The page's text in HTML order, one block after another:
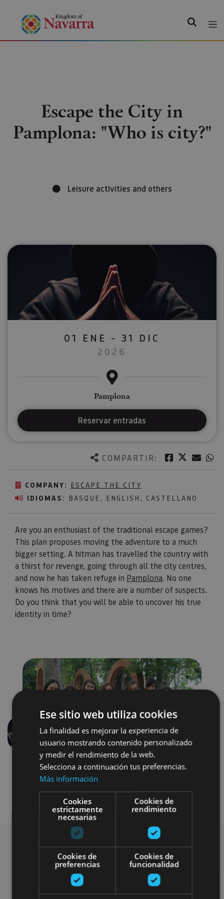
Search
Escape the City in
Pamplona: "Who is city?"
Leisure activities and others
COMPARTIR: Facebook
Twitter
COMPANY: ESCAPE THE CITY
IDIOMAS: BASQUE, ENGLISH, CASTELLANO
Are you an enthusiast of the traditional escape games?
This plan proposes moving the adventure to a much
bigger setting. A hitman has travelled the country with
a thirst for revenge, going through all the city centres,
and now he has taken refuge in Pamplona. No one
knows his motives and there are a number of suspects.
Do you think that you will be able to uncover his true
identity in time?
01 ENE - 31 DIC
2026
Pamplona
Reservar entradas
Find more plans
Ese sitio web utiliza cookies
La finalidad es mejorar la experiencia de
usuario mostrando contenido personalizado
y medir el rendimiento de la web.
Selecciona a continuación tus preferencias.
Más información
Cookies
estrictamente
necesarias
Cookies de
rendimiento
Cookies de
preferencias
Cookies de
funcionalidad